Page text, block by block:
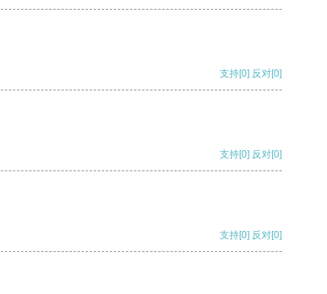
支持[0] 反对[0]
支持[0] 反对[0]
支持[0] 反对[0]